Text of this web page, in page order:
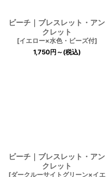
ビーチ｜ブレスレット・アン
クレット
[イエロー×水色・ビーズ付]
1,750円～(税込)
ビーチ｜ブレスレット・アン
クレット
[ダークルーサイトグリーン×イエ